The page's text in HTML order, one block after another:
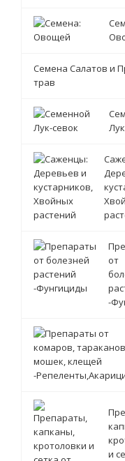
Семена Салатов и
трав
от
-
и